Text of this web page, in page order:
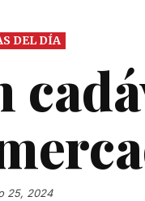
DEL DÍA
25, 2024